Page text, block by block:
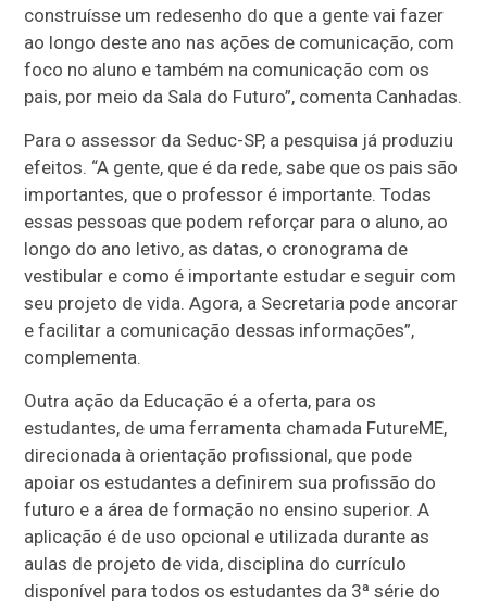
construísse um redesenho do que a gente vai fazer
ao longo deste ano nas ações de comunicação, com
foco no aluno e também na comunicação com os
pais, por meio da Sala do Futuro”, comenta Canhadas.
Para o assessor da Seduc-SP, a pesquisa já produziu
efeitos. “A gente, que é da rede, sabe que os pais são
importantes, que o professor é importante. Todas
essas pessoas que podem reforçar para o aluno, ao
longo do ano letivo, as datas, o cronograma de
vestibular e como é importante estudar e seguir com
seu projeto de vida. Agora, a Secretaria pode ancorar
e facilitar a comunicação dessas informações”,
complementa.
Outra ação da Educação é a oferta, para os
estudantes, de uma ferramenta chamada FutureME,
direcionada à orientação profissional, que pode
apoiar os estudantes a definirem sua profissão do
futuro e a área de formação no ensino superior. A
aplicação é de uso opcional e utilizada durante as
aulas de projeto de vida, disciplina do currículo
disponível para todos os estudantes da 3ª série do